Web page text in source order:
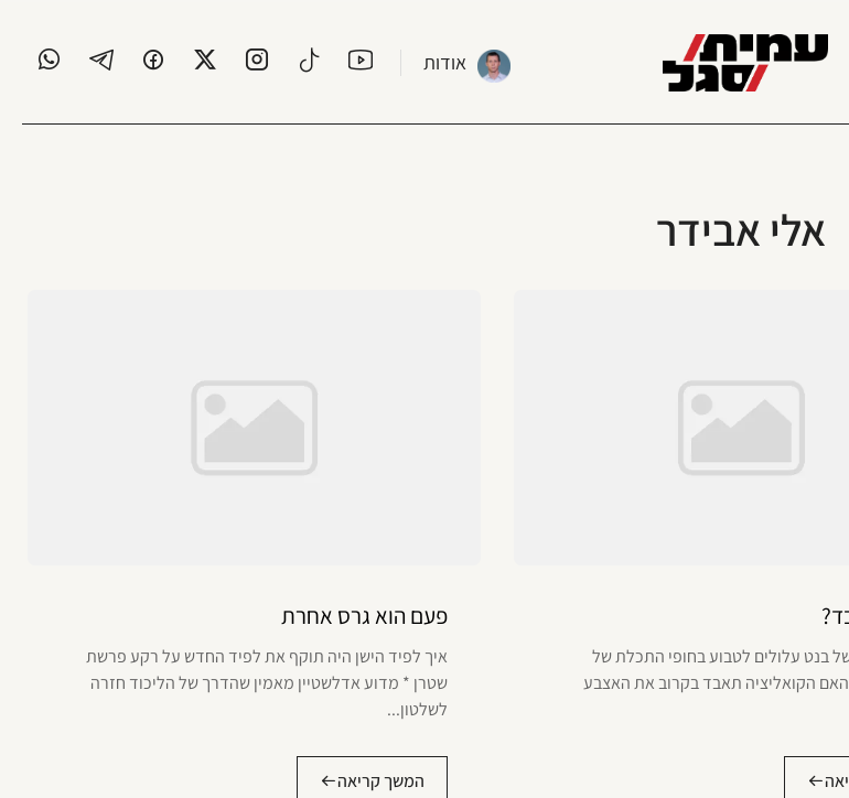
אודות
אלי אבידר
בנט עלולים לטבוע בחופי התכלת של
האם הקואליציה תאבד בקרוב את האצבע
פעם הוא גרס אחרת
איך לפיד הישן היה תוקף את לפיד החדש על רקע פרשת
שטרן * מדוע אדלשטיין מאמין שהדרך של הליכוד חזרה
לשלטון...
המשך קריאה